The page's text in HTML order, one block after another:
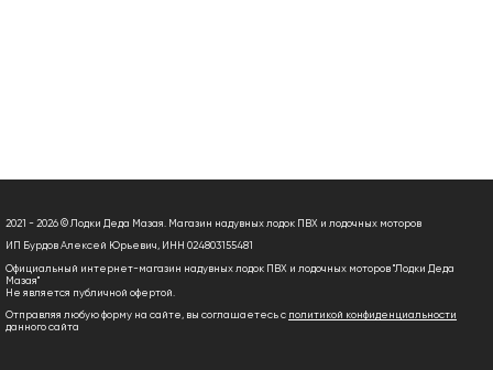
2021 - 2026 © Лодки Деда Мазая. Магазин надувных лодок ПВХ и лодочных моторов
ИП Бурдов Алексей Юрьевич, ИНН 024803155481
Официальный интернет-магазин надувных лодок ПВХ и лодочных моторов "Лодки Деда
Мазая"
Не является публичной офертой.
Отправляя любую форму на сайте, вы соглашаетесь с политикой конфиденциальности
данного сайта